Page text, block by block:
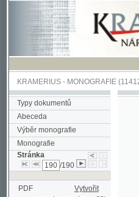
KRAMERIUS-MONOGRAFIE(11412/
Typy dokumentů
Abeceda
Výběr monografie
Monografie
Stránka
/190
PDF Vytvořit
rozsah stran: (max. 20)
*